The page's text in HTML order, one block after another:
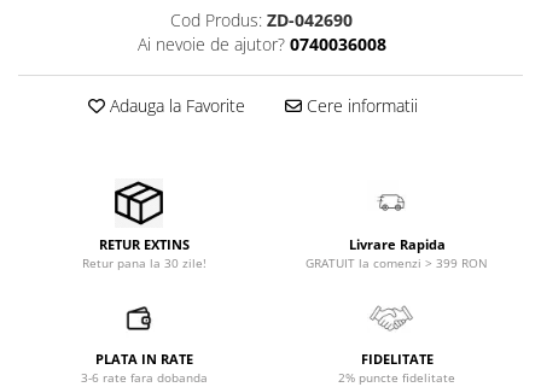
Microfoane de studio
Microfoane de Suprafata
Microfoane de voce si live
Microfoane podcast, USB, iOS /
Microfoane pt Camere Video
Microfoane pt instalatii si
Microfoane Ribbon
Microfoane stereo
Cod Produs: ZD-042690
Ai nevoie de ajutor? 0740036008
Adauga la Favorite Cere informatii
RETUR EXTINS
Retur pana la 30 zile!
Livrare Rapida
GRATUIT la comenzi > 399 RON
PLATA IN RATE
3-6 rate fara dobanda
FIDELITATE
2% puncte fidelitate